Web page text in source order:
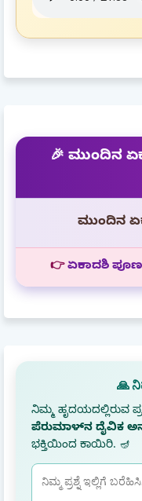
🎉 ಮುಂದಿನ
ಮುಂದಿನ
👉ಏಕಾದಶಿ
🙏
ನಿಮ್ಮ ಹೃದಯದಲ್ಲಿರುವ
ಪೆರುಮಾಳ್‌ನ ದೈವಿಕ
ಭಕ್ತಿಯಿಂದ ಕಾಯಿರಿ. 🪔